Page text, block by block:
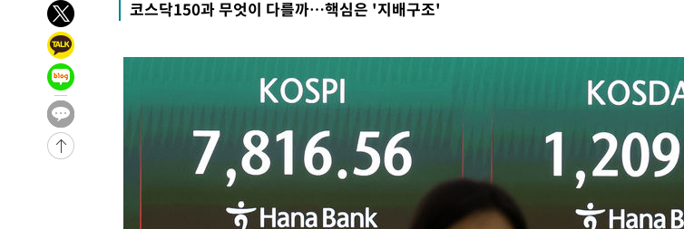
13분 전 >
[속보] 뉴욕증시, 일제 하락 마감…나스닥 0.06%↓
-31549초 전 >
병태 후임
-27907초 전 >
-23232초 전 >
[속보] 7월 중국 수출 23.9%↑ 수입 27.5%↑…무역총액
25.3%↑
-20392초 전 >
-20258초 전 >
[속보]종합특검, '관저이전 봐주기 감사' 유병호 구속기소
민주 콩고 에볼라환자 4천명 돌파, 4053명 발생 1850명 사망
"미 전국적 살모네라 식중독 원인은 멕시코산 할라피뇨"-- CDC
코스닥150과 무엇이 다를까…핵심은 '지배구조'